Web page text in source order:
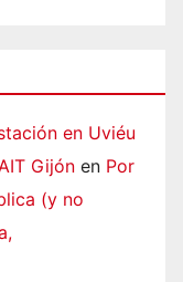
en Uviéu
Gijón en Por
(y no